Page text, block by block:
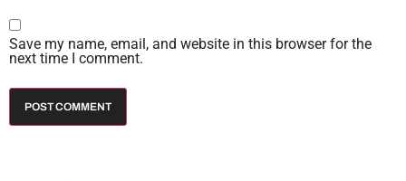
Save my name, email, and website in this browser for the
next time I comment.